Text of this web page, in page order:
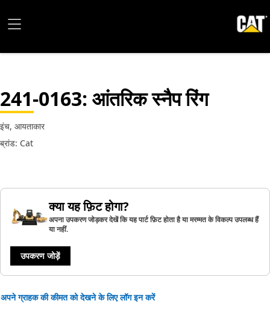
241-0163: आंतरिक स्नैप रिंग
इंच, आयताकार
ब्रांड: Cat
क्या यह फ़िट होगा?
अपना उपकरण जोड़कर देखें कि यह पार्ट फ़िट होता है या मरम्मत के विकल्प उपलब्ध हैं
या नहीं.
उपकरण जोड़ें
अपने ग्राहक की कीमत को देखने के लिए लॉग इन करें